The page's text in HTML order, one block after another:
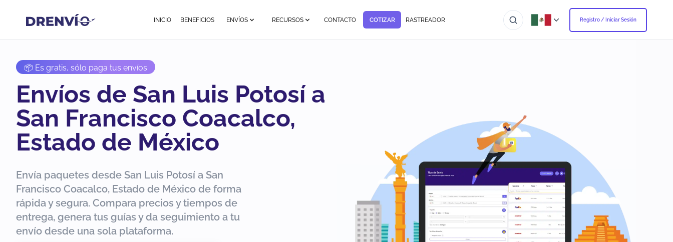
INICIO BENEFICIOS ENVÍOS RECURSOS CONTACTO COTIZAR RASTREADOR Registro / Iniciar Sesión
📦 Es gratis, sólo paga tus envíos
Envíos de San Luis Potosí a
San Francisco Coacalco,
Estado de México
Envía paquetes desde San Luis Potosí a San
Francisco Coacalco, Estado de México de forma
rápida y segura. Compara precios y tiempos de
entrega, genera tus guías y da seguimiento a tu
envío desde una sola plataforma.